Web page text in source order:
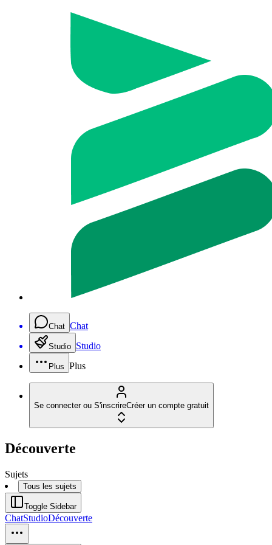
Chat Chat
Studio Studio
Plus Plus
Se connecter ou S'inscrireCréer un compte gratuit
Découverte
Sujets
Tous les sujets
Toggle Sidebar
ChatStudioDécouverte